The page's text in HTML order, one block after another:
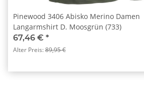
Pinewood 3406 Abisko Merino Damen
Langarmshirt D. Moosgrün (733)
67,46 € *
Alter Preis:89,95 €